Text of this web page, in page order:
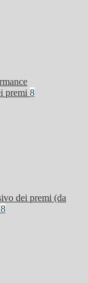
premi 8
dei premi (da
8